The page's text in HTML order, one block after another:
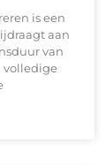
is een
aan
van
volledige